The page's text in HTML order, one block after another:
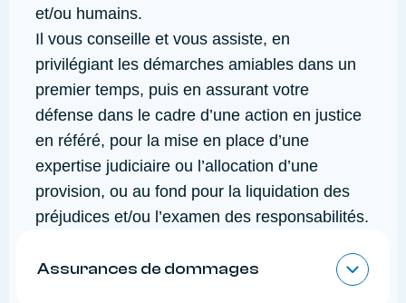
et/ou humains.
Il vous conseille et vous assiste, en
privilégiant les démarches amiables dans un
premier temps, puis en assurant votre
défense dans le cadre d’une action en justice
en référé, pour la mise en place d’une
expertise judiciaire ou l’allocation d’une
provision, ou au fond pour la liquidation des
préjudices et/ou l’examen des responsabilités.
Assurances de dommages